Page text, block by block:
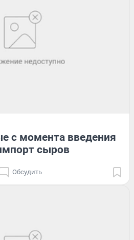
с момента введения
сыров
Обсудить